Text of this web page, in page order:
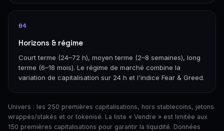
04
Horizons & régime
Court terme (24–72 h), moyen terme (2–8 semaines), long
terme (6–18 mois). Le régime de marché combine la
variation de capitalisation sur 24 h et l'indice Fear & Greed.
Univers : les 250 premières capitalisations, hors stablecoins, jetons
wrappés/stakés et or tokenisé. La liste « Vendre » est limitée aux
150 premières capitalisations pour garantir la liquidité. Données